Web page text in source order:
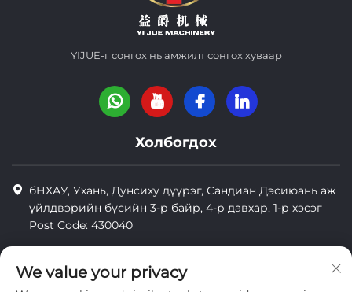
YIJUE-г сонгох нь амжилт сонгох хуваар
Холбогдох
бНХАУ, Ухань, Дунсиху дүүрэг, Сандиан Дэсиюань аж
үйлдвэрийн бүсийн 3-р байр, 4-р давхар, 1-р хэсэг
Post Code: 430040
8618971664820
We value your privacy